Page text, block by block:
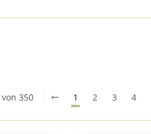
350 1 2 3 4